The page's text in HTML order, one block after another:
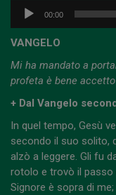
Audio
Player
00:00
VANGELO
Mi ha mandato a
profeta è bene
+ Dal Vangelo
In quel tempo, Gesù
secondo il suo solito,
alzò a leggere. Gli fu
rotolo e trovò il passo
Signore è sopra di